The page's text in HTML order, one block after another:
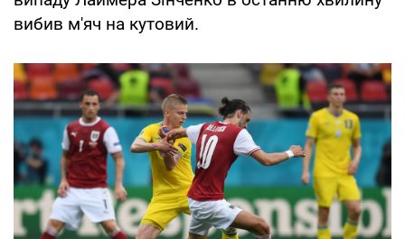
вибив м'яч на кутовий.